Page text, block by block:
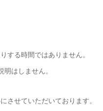
する時間ではありません。
はしません。
させていただいております。